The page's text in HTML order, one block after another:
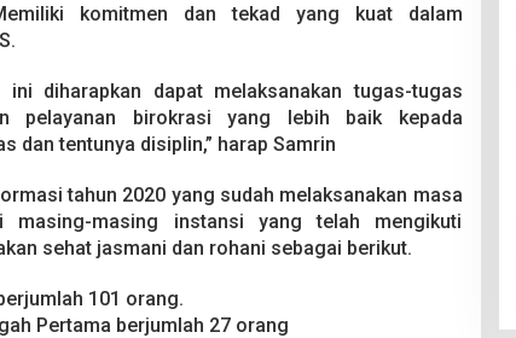
komitmen dan tekad yang kuat dalam
ini diharapkan dapat melaksanakan tugas-tugas
pelayanan birokrasi yang lebih baik kepada
dan tentunya disiplin,” harap Samrin
tahun 2020 yang sudah melaksanakan masa
masing instansi yang telah mengikuti
sehat jasmani dan rohani sebagai berikut.
101 orang.
Pertama berjumlah 27 orang